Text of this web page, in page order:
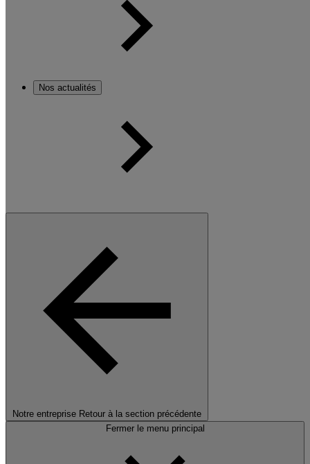
Nos actualités
Notre entreprise Retour à la section précédente
Fermer le menu principal